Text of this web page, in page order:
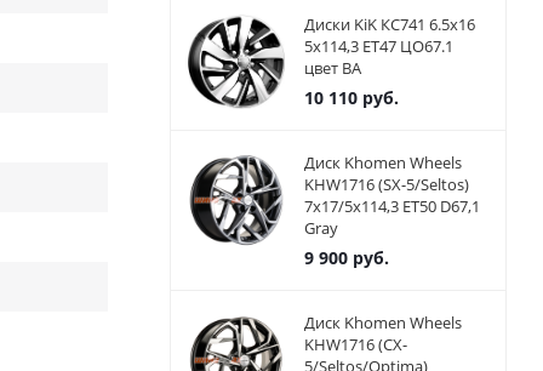
Диски KiK КС741 6.5x16
5x114,3 ET47 ЦО67.1
цвет BA
10 110руб.
Диск Khomen Wheels
KHW1716 (SX-5/Seltos)
7x17/5x114,3 ET50 D67,1
Gray
9 900руб.
Диск Khomen Wheels
KHW1716 (CX-
5/Seltos/Optima)